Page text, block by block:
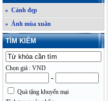
» Cảnh đẹp
» Ảnh mùa xuân
TÌM KIẾM
Chọn giá : VND
-
Quà tặng khuyến mại